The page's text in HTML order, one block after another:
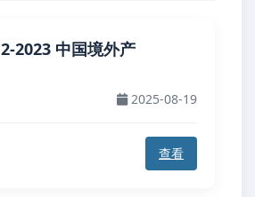
2023 中国境外产
2025-08-19
查看